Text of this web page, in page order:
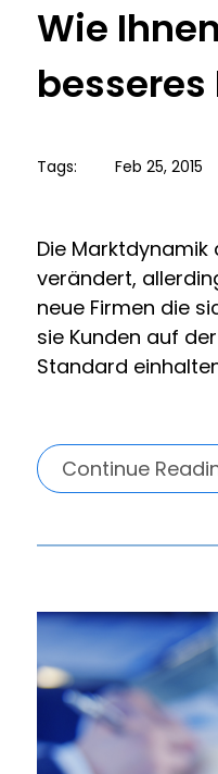
Wie
Tags: Feb 25, 2015
Die
verändert,
neue Firmen die
sie Kunden auf
Standard
Continue